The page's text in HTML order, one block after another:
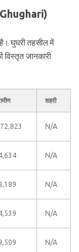
घुघरी तहसील में
जानकारी
शहरी
N/A
N/A
N/A
N/A
N/A